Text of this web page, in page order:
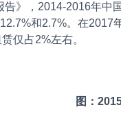
告》，2014-2016年中
和2.7%。在2017
仅占2%左右。
图：